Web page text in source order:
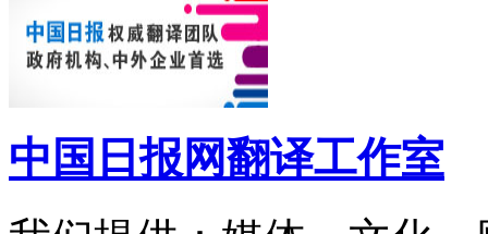
中国日报网翻译工作室